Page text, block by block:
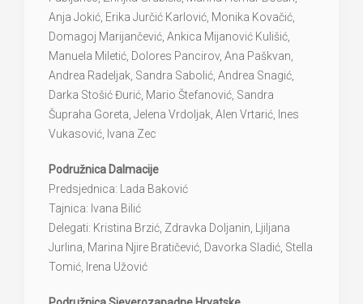
Anja Jokić, Erika Jurčić Karlović, Monika Kovačić,
Domagoj Marijančević, Ankica Mijanović Kulišić,
Manuela Miletić, Dolores Pancirov, Ana Paškvan,
Andrea Radeljak, Sandra Sabolić, Andrea Snagić,
Darka Stošić Đurić, Mario Štefanović, Sandra
Šupraha Goreta, Jelena Vrdoljak, Alen Vrtarić, Ines
Vukasović, Ivana Zec
Podružnica Dalmacije
Predsjednica: Lada Baković
Tajnica: Ivana Bilić
Delegati: Kristina Brzić, Zdravka Doljanin, Ljiljana
Jurlina, Marina Njire Bratičević, Davorka Sladić, Stella
Tomić, Irena Užović